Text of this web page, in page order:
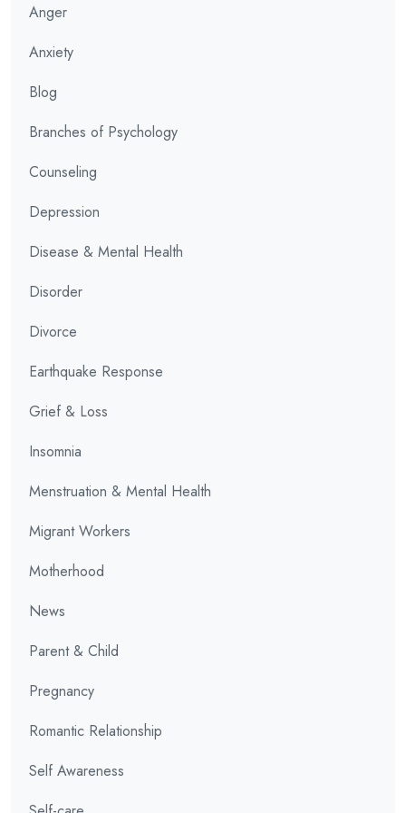
Anger
Anxiety
Blog
Branches of Psychology
Counseling
Depression
Disease & Mental Health
Disorder
Divorce
Earthquake Response
Grief & Loss
Insomnia
Menstruation & Mental Health
Migrant Workers
Motherhood
News
Parent & Child
Pregnancy
Romantic Relationship
Self Awareness